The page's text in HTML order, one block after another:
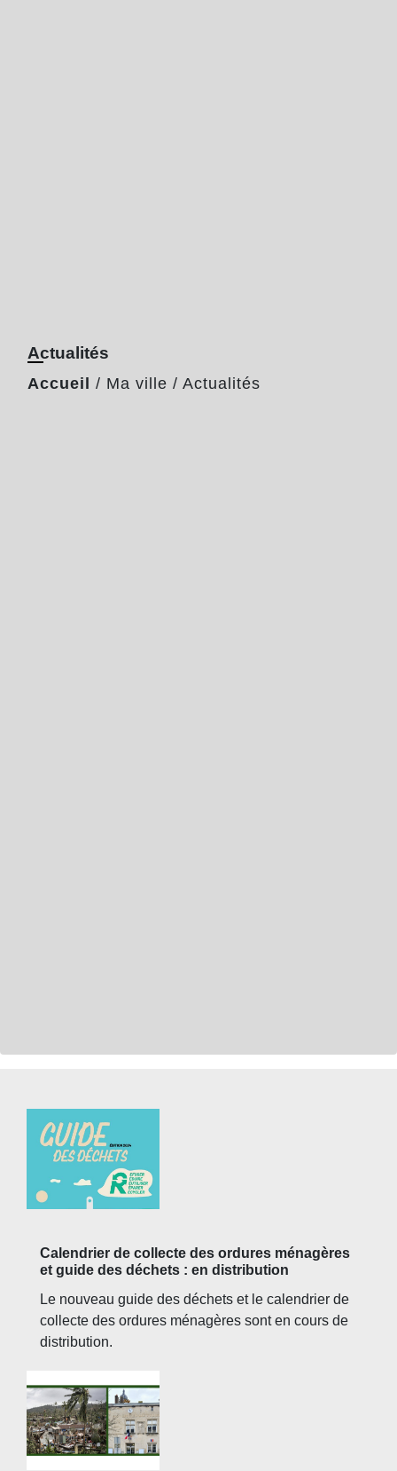
Actualités
Accueil / Ma ville / Actualités
Calendrier de collecte des ordures ménagères
et guide des déchets : en distribution
Le nouveau guide des déchets et le calendrier de
collecte des ordures ménagères sont en cours de
distribution.